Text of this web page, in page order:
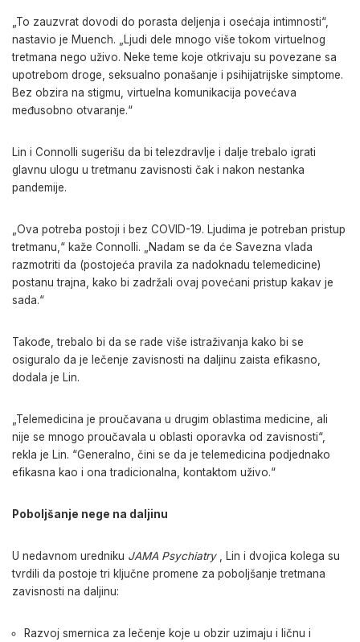
„To zauzvrat dovodi do porasta deljenja i osećaja intimnosti“,
nastavio je Muench. „Ljudi dele mnogo više tokom virtuelnog
tretmana nego uživo. Neke teme koje otkrivaju su povezane sa
upotrebom droge, seksualno ponašanje i psihijatrijske simptome.
Bez obzira na stigmu, virtuelna komunikacija povećava
međusobno otvaranje.“
Lin i Connolli sugerišu da bi telezdravlje i dalje trebalo igrati
glavnu ulogu u tretmanu zavisnosti čak i nakon nestanka
pandemije.
„Ova potreba postoji i bez COVID-19. Ljudima je potreban pristup
tretmanu,“ kaže Connolli. „Nadam se da će Savezna vlada
razmotriti da (postojeća pravila za nadoknadu telemedicine)
postanu trajna, kako bi zadržali ovaj povećani pristup kakav je
sada.“
Takođe, trebalo bi da se rade više istraživanja kako bi se
osiguralo da je lečenje zavisnosti na daljinu zaista efikasno,
dodala je Lin.
„Telemedicina je proučavana u drugim oblastima medicine, ali
nije se mnogo proučavala u oblasti oporavka od zavisnosti“,
rekla je Lin. “Generalno, čini se da je telemedicina podjednako
efikasna kao i ona tradicionalna, kontaktom uživo.“
Poboljšanje nege na daljinu
U nedavnom uredniku JAMA Psychiatry, Lin i dvojica kolega su
tvrdili da postoje tri ključne promene za poboljšanje tretmana
zavisnosti na daljinu:
Razvoj smernica za lečenje koje u obzir uzimaju i ličnu i